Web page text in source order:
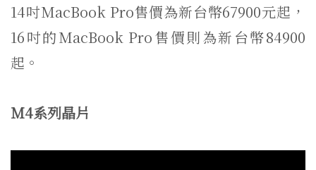
14吋MacBook Pro售價為新台幣67900元起，
16吋的MacBook Pro售價則為新台幣84900
起。
M4系列晶片